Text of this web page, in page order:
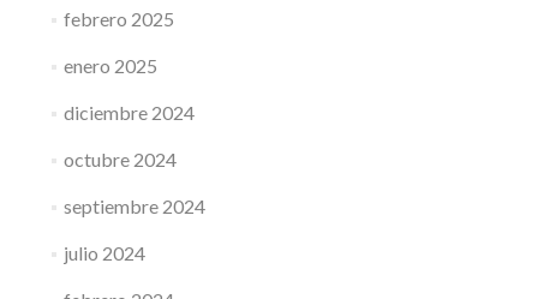
febrero 2025
enero 2025
diciembre 2024
octubre 2024
septiembre 2024
julio 2024